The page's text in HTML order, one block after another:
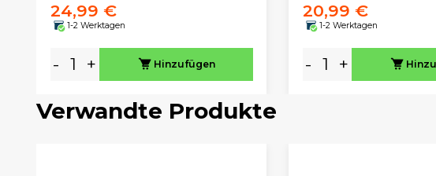
24,99 €
1-2 Werktagen
- + Hinzufügen
20,99 €
1-2 Werktagen
- +
Verwandte Produkte